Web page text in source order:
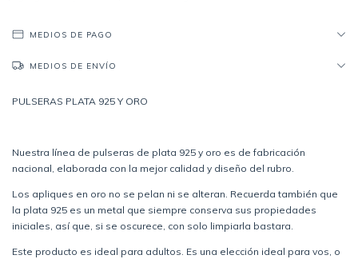
MEDIOS DE PAGO
MEDIOS DE ENVÍO
PULSERAS PLATA 925 Y ORO
Nuestra línea de pulseras de plata 925 y oro es de fabricación
nacional, elaborada con la mejor calidad y diseño del rubro.
Los apliques en oro no se pelan ni se alteran. Recuerda también que
la plata 925 es un metal que siempre conserva sus propiedades
iniciales, así que, si se oscurece, con solo limpiarla bastara.
Este producto es ideal para adultos. Es una elección ideal para vos, o